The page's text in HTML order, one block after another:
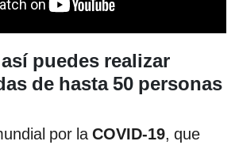
puedes realizar
de hasta 50 personas
por laCOVID-19, que